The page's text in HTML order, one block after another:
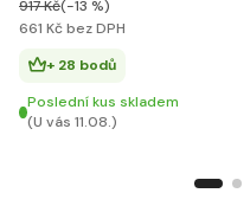
917 Kč(-13 %)
661 Kč bez DPH
+ 28 bodů
Poslední kus skladem
(U vás 11.08.)